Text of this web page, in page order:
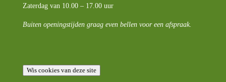
Zaterdag van 10.00 – 17.00 uur
Buiten openingstijden graag even bellen voor een afspraak.
Wis cookies van deze site